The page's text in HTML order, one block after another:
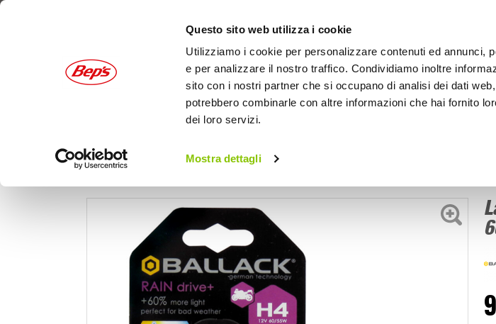
Questo sito web utilizza i cookie
Utilizziamo i cookie per personalizzare contenuti ed annunci,
e per analizzare il nostro traffico. Condividiamo inoltre
sito con i nostri partner che si occupano di analisi dei dati
potrebbero combinarle con altre informazioni che hai fornito
dei loro servizi.
Mostra dettagli